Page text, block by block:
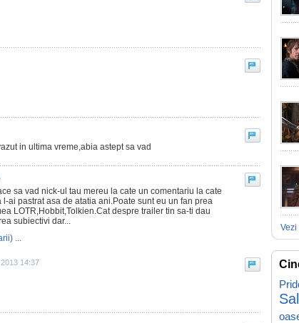
in ultima vreme,abia astept sa vad
sa vad nick-ul tau mereu la cate un comentariu la cate
ai pastrat asa de atatia ani.Poate sunt eu un fan prea
LOTR,Hobbit,Tolkien.Cat despre trailer tin sa-ti dau
subiectivi dar...
...
14:37
Vezi